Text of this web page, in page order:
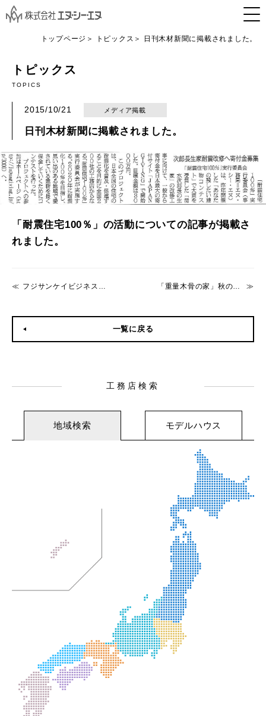
トップページ トピックス 日刊木材新聞に掲載されました。
トピックス
TOPICS
2015/10/21 メディア掲載
日刊木材新聞に掲載されました。
「耐震住宅100％」の活動についての記事が掲載さ
れました。
フジサンケイビジネスアイに掲載されました。 「重量木骨の家」秋の住まい見学会開催中
一覧に戻る
工務店検索
地域検索 モデルハウス